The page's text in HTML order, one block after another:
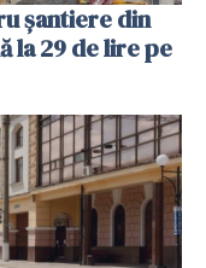
șantiere din
la 29 de lire pe